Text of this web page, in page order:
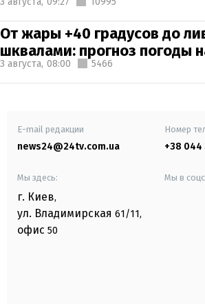
От жары +40 градусов до
шквалами: прогноз погоды
3 августа, 08:00 5466
E-mail редакции
news24@24tv.com.ua
Номер
+38 044
Мы здесь:
г. Киев,
ул. Владимирская 61/11,
офис 50
Мы в